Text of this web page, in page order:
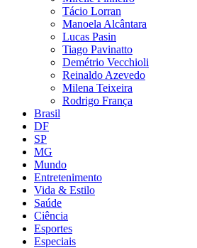
Tácio Lorran
Manoela Alcântara
Lucas Pasin
Tiago Pavinatto
Demétrio Vecchioli
Reinaldo Azevedo
Milena Teixeira
Rodrigo França
Brasil
DF
SP
MG
Mundo
Entretenimento
Vida & Estilo
Saúde
Ciência
Esportes
Especiais